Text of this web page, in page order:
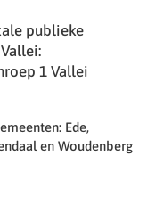
publieke
1 Vallei
Ede,
en Woudenberg